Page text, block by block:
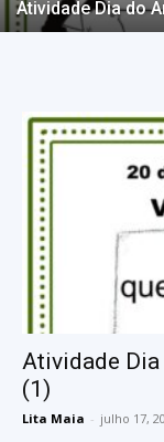
Atividade Dia do
Atividade
(1)
Lita Maia - julho 17,